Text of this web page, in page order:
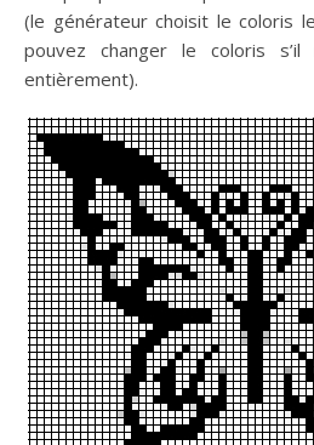
(le générateur choisit le coloris
pouvez changer le coloris
entièrement).